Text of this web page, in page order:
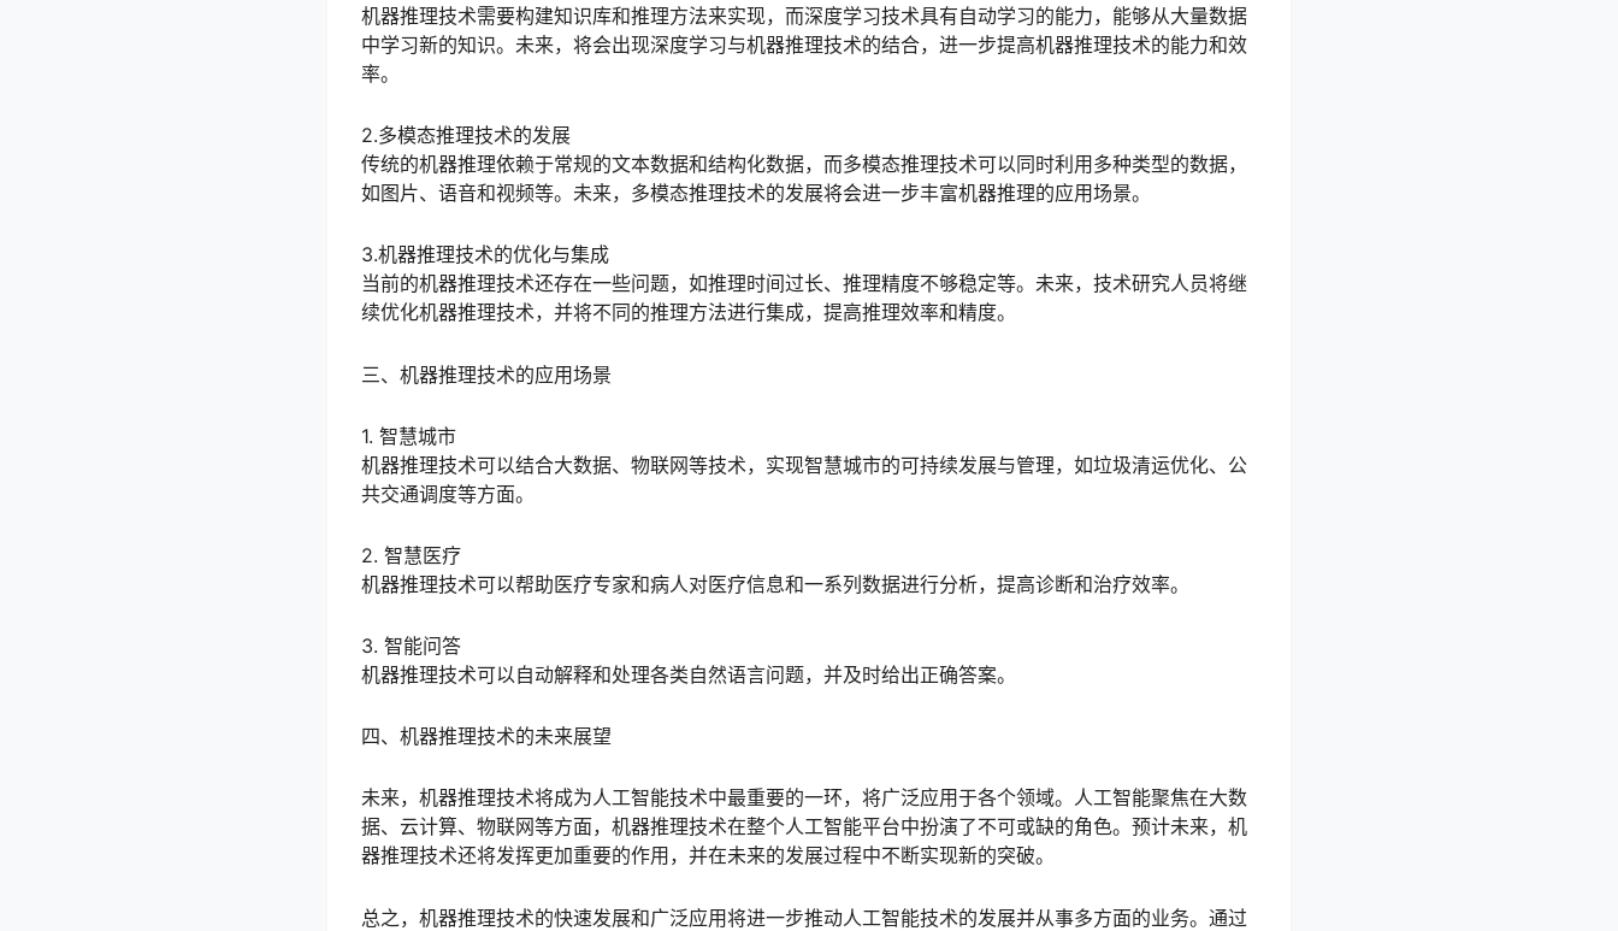
机器推理技术需要构建知识库和推理方法来实现，而深度学习技术具有自动学习的能力，能够从大量数据
中学习新的知识。未来，将会出现深度学习与机器推理技术的结合，进一步提高机器推理技术的能力和效
率。
2.多模态推理技术的发展
传统的机器推理依赖于常规的文本数据和结构化数据，而多模态推理技术可以同时利用多种类型的数据，
如图片、语音和视频等。未来，多模态推理技术的发展将会进一步丰富机器推理的应用场景。
3.机器推理技术的优化与集成
当前的机器推理技术还存在一些问题，如推理时间过长、推理精度不够稳定等。未来，技术研究人员将继
续优化机器推理技术，并将不同的推理方法进行集成，提高推理效率和精度。
三、机器推理技术的应用场景
1. 智慧城市
机器推理技术可以结合大数据、物联网等技术，实现智慧城市的可持续发展与管理，如垃圾清运优化、公
共交通调度等方面。
2. 智慧医疗
机器推理技术可以帮助医疗专家和病人对医疗信息和一系列数据进行分析，提高诊断和治疗效率。
3. 智能问答
机器推理技术可以自动解释和处理各类自然语言问题，并及时给出正确答案。
四、机器推理技术的未来展望
未来，机器推理技术将成为人工智能技术中最重要的一环，将广泛应用于各个领域。人工智能聚焦在大数
据、云计算、物联网等方面，机器推理技术在整个人工智能平台中扮演了不可或缺的角色。预计未来，机
器推理技术还将发挥更加重要的作用，并在未来的发展过程中不断实现新的突破。
总之，机器推理技术的快速发展和广泛应用将进一步推动人工智能技术的发展并从事多方面的业务。通过